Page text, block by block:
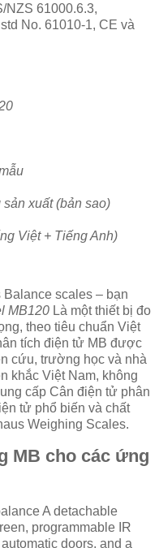
NZS 61000.6.3,
No. 61010-1, CE và
xuất (bản sao)
Việt + Tiếng Anh)
scales – bạn
MB120 Là một thiết bị đo
theo tiêu chuẩn Việt
tích điện tử MB được
cứu, trường học và nhà
khắc Việt Nam, không
cấp Cân điện tử phân
tử phổ biến và chất
Weighing Scales.
MB cho các ứng
A detachable
programmable IR
doors, and a